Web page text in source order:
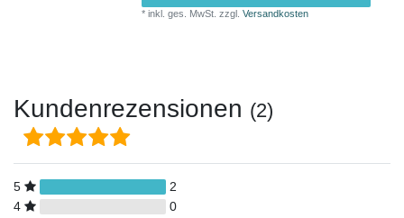
*inkl. ges. MwSt. zzgl.Versandkosten
Kundenrezensionen (2)
5
2
4
0